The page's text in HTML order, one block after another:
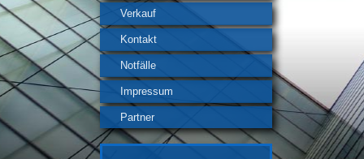
Verkauf
Kontakt
Notfälle
Impressum
Partner